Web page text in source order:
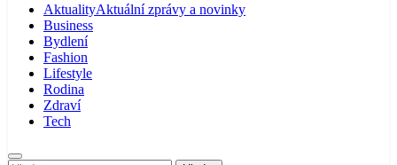
AktualityAktuální zprávy a novinky
Business
Bydlení
Fashion
Lifestyle
Rodina
Zdraví
Tech